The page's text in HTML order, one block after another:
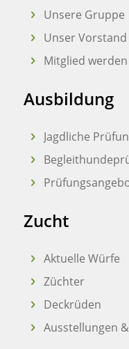
Unsere Gruppe
Unser Vorstand
Mitglied werden
Ausbildung
Jagdliche
Zucht
Aktuelle Würfe
Züchter
Deckrüden
Ausstellungen